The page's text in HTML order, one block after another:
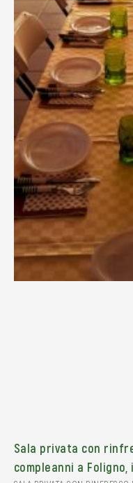
Sala privata con
compleanni a Foligno,